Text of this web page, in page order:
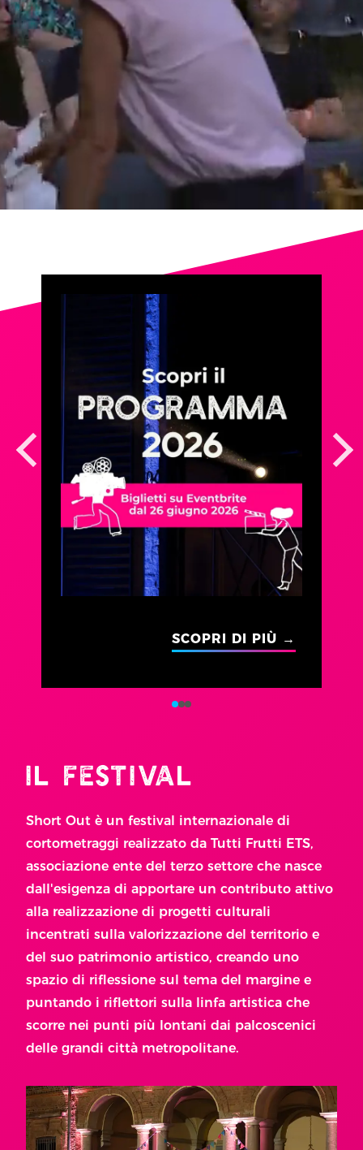
SCOPRI DI PIÙ →
IL FESTIVAL
Short Out è un festival internazionale di
cortometraggi realizzato da Tutti Frutti ETS,
associazione ente del terzo settore che nasce
dall'esigenza di apportare un contributo attivo
alla realizzazione di progetti culturali
incentrati sulla valorizzazione del territorio e
del suo patrimonio artistico, creando uno
spazio di riflessione sul tema del margine e
puntando i riflettori sulla linfa artistica che
scorre nei punti più lontani dai palcoscenici
delle grandi città metropolitane.